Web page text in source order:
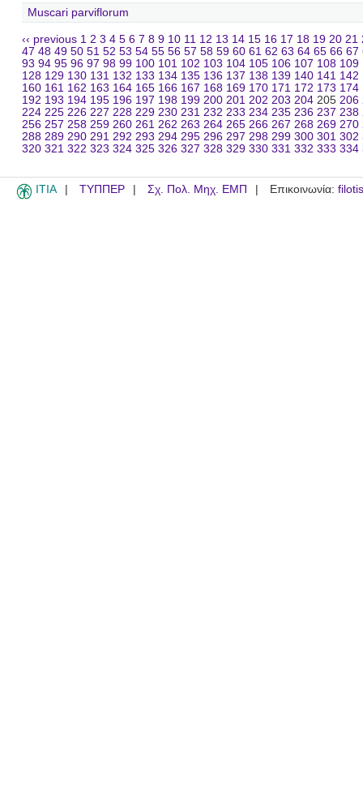
Muscari parviflorum
‹‹ previous 1 2 3 4 5 6 7 8 9 10 11 12 13 14 15 16 17 18 19 20 21
47 48 49 50 51 52 53 54 55 56 57 58 59 60 61 62 63 64 65 66 67
93 94 95 96 97 98 99 100 101 102 103 104 105 106 107 108 109
128 129 130 131 132 133 134 135 136 137 138 139 140 141 142
160 161 162 163 164 165 166 167 168 169 170 171 172 173 174
192 193 194 195 196 197 198 199 200 201 202 203 204 205 206
224 225 226 227 228 229 230 231 232 233 234 235 236 237 238
256 257 258 259 260 261 262 263 264 265 266 267 268 269 270
288 289 290 291 292 293 294 295 296 297 298 299 300 301 302
320 321 322 323 324 325 326 327 328 329 330 331 332 333 334
ITIA ΤΥΠΠΕΡ Σχ. Πολ. Μηχ. ΕΜΠ Επικοινωνία: